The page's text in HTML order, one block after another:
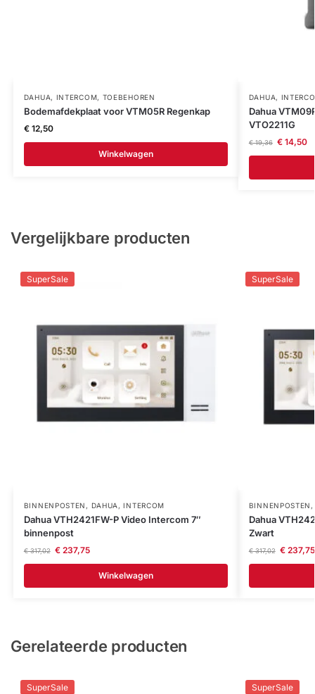
DAHUA, INTERCOM, TOEBEHOREN
Bodemafdekplaat voor VTM05R Regenkap
€12,50
Winkelwagen
DAHUA,
Dahua
VTO2211G
€19,36 €14,50
Vergelijkbare producten
SuperSale
BINNENPOSTEN , DAHUA ,INTERCOM
Dahua VTH2421FW-P Video Intercom 7″
binnenpost
€317,02 €237,75
Winkelwagen
SuperSale
BINNENPOSTEN
Dahua
Zwart
€317,02 €237,75
Gerelateerde producten
SuperSale SuperSale